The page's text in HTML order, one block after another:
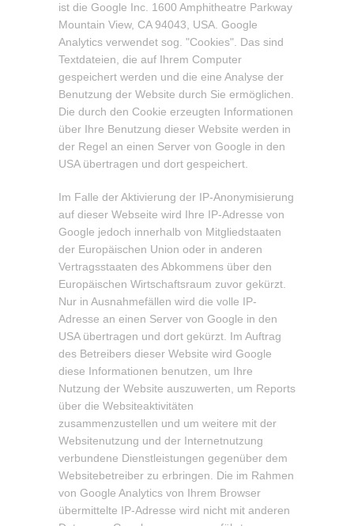
ist die Google Inc. 1600 Amphitheatre Parkway
Mountain View, CA 94043, USA. Google
Analytics verwendet sog. "Cookies". Das sind
Textdateien, die auf Ihrem Computer
gespeichert werden und die eine Analyse der
Benutzung der Website durch Sie ermöglichen.
Die durch den Cookie erzeugten Informationen
über Ihre Benutzung dieser Website werden in
der Regel an einen Server von Google in den
USA übertragen und dort gespeichert.
Im Falle der Aktivierung der IP-Anonymisierung
auf dieser Webseite wird Ihre IP-Adresse von
Google jedoch innerhalb von Mitgliedstaaten
der Europäischen Union oder in anderen
Vertragsstaaten des Abkommens über den
Europäischen Wirtschaftsraum zuvor gekürzt.
Nur in Ausnahmefällen wird die volle IP-
Adresse an einen Server von Google in den
USA übertragen und dort gekürzt. Im Auftrag
des Betreibers dieser Website wird Google
diese Informationen benutzen, um Ihre
Nutzung der Website auszuwerten, um Reports
über die Websiteaktivitäten
zusammenzustellen und um weitere mit der
Websitenutzung und der Internetnutzung
verbundene Dienstleistungen gegenüber dem
Websitebetreiber zu erbringen. Die im Rahmen
von Google Analytics von Ihrem Browser
übermittelte IP-Adresse wird nicht mit anderen